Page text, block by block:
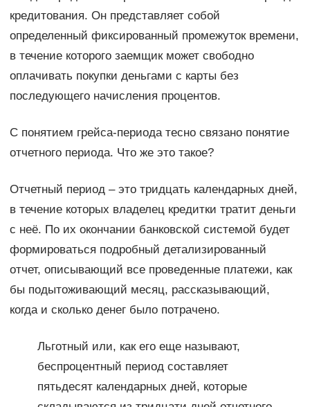
кредитования. Он представляет собой
определенный фиксированный промежуток времени,
в течение которого заемщик может свободно
оплачивать покупки деньгами с карты без
последующего начисления процентов.
С понятием грейса-периода тесно связано понятие
отчетного периода. Что же это такое?
Отчетный период – это тридцать календарных дней,
в течение которых владелец кредитки тратит деньги
с неё. По их окончании банковской системой будет
формироваться подробный детализированный
отчет, описывающий все проведенные платежи, как
бы подытоживающий месяц, рассказывающий,
когда и сколько денег было потрачено.
Льготный или, как его еще называют,
беспроцентный период составляет
пятьдесят календарных дней, которые